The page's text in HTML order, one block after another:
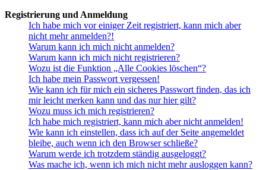
Registrierung und Anmeldung
Ich habe mich vor einiger Zeit registriert, kann mich aber
nicht mehr anmelden?!
Warum kann ich mich nicht anmelden?
Warum kann ich mich nicht registrieren?
Wozu ist die Funktion „Alle Cookies löschen“?
Ich habe mein Passwort vergessen!
Wie kann ich für mich ein sicheres Passwort finden, das ich
mir leicht merken kann und das nur hier gilt?
Wozu muss ich mich registrieren?
Ich habe mich registriert, kann mich aber nicht anmelden!
Wie kann ich einstellen, dass ich auf der Seite angemeldet
bleibe, auch wenn ich den Browser schließe?
Warum werde ich trotzdem ständig ausgeloggt?
Was mache ich, wenn ich mich nicht mehr ausloggen kann?